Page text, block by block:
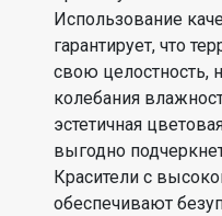
Использование
гарантирует, что
свою целостность,
колебания
эстетичная
выгодно
Красители с
обеспечивают